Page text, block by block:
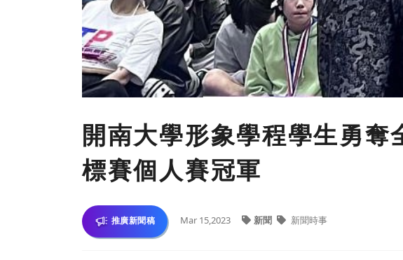
開南大學形象學程學生勇
標賽個人賽冠軍
推廣新聞稿 Mar 15,2023 新聞 新聞時事